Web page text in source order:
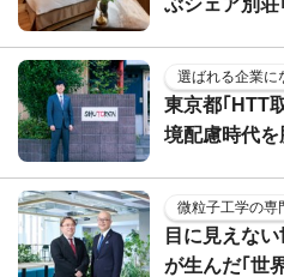
選ばれる企業に
東京都｢HTT
境配慮時代
微粒子工学の専
目に見えな
が生んだ｢世